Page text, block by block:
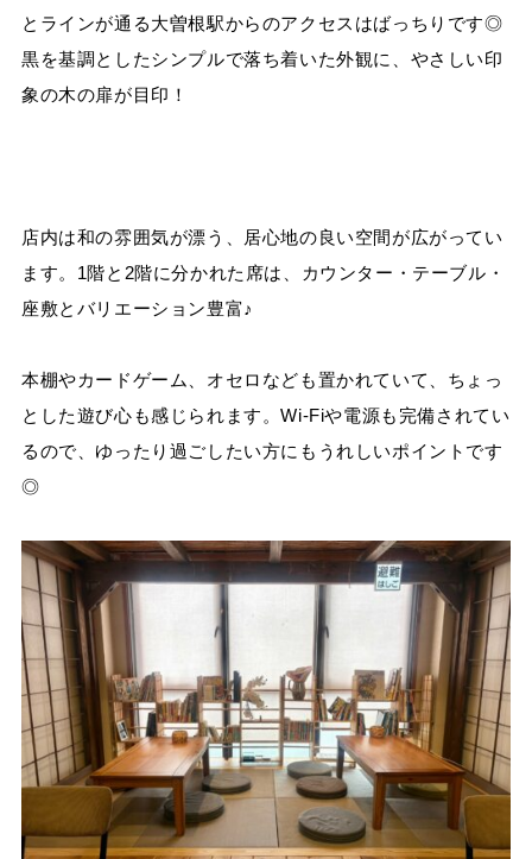
とラインが通る大曽根駅からのアクセスはばっちりです◎
黒を基調としたシンプルで落ち着いた外観に、やさしい印
象の木の扉が目印！
店内は和の雰囲気が漂う、居心地の良い空間が広がってい
ます。1階と2階に分かれた席は、カウンター・テーブル・
座敷とバリエーション豊富♪
本棚やカードゲーム、オセロなども置かれていて、ちょっ
とした遊び心も感じられます。Wi-Fiや電源も完備されてい
るので、ゆったり過ごしたい方にもうれしいポイントです
◎